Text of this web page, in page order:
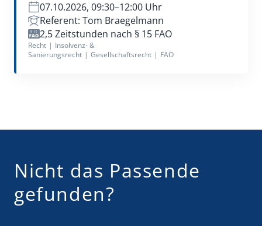
07.10.2026, 09:30–12:00 Uhr
Referent: Tom Braegelmann
2,5 Zeitstunden nach § 15 FAO
Recht | Insolvenz- &
Sanierungsrecht | Gesellschaftsrecht | FAO
Nicht das Passende
gefunden?